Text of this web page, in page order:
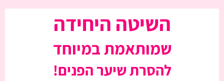
השיטה היחידה
שמותאמת במיוחד
להסרת שיער הפנים!